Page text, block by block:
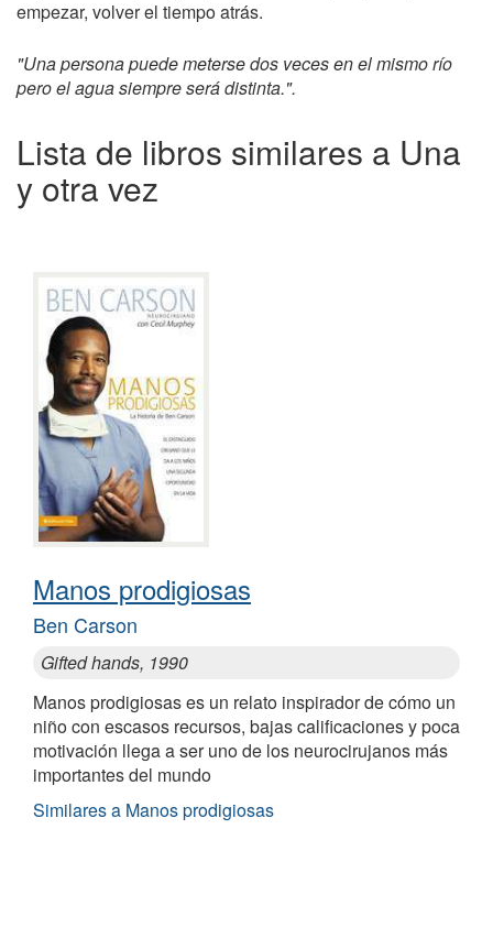
empezar, volver el tiempo atrás.
"Una persona puede meterse dos veces en el mismo río
pero el agua siempre será distinta.".
Lista de libros similares a Una
y otra vez
Manos prodigiosas
Ben Carson
Gifted hands, 1990
Manos prodigiosas es un relato inspirador de cómo un
niño con escasos recursos, bajas calificaciones y poca
motivación llega a ser uno de los neurocirujanos más
importantes del mundo
Similares a Manos prodigiosas